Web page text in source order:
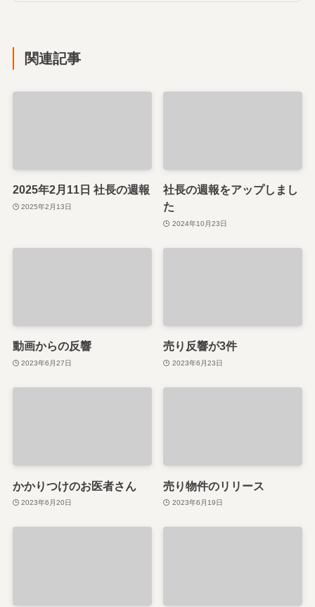
関連記事
2025年2月11日 社長の週報
2025年2月13日
社長の週報をアップしまし
た
2024年10月23日
動画からの反響
2023年6月27日
売り反響が3件
2023年6月23日
かかりつけのお医者さん
2023年6月20日
売り物件のリリース
2023年6月19日